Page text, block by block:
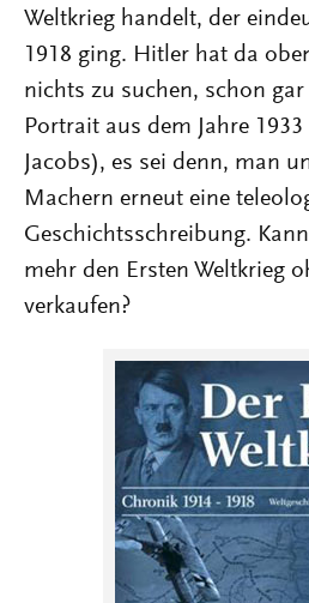
Weltkrieg handelt, der
1918 ging. Hitler hat da
nichts zu suchen, schon
Portrait aus dem Jahre
Jacobs), es sei denn, man
Machern erneut eine
Geschichtsschreibung.
mehr den Ersten Weltkrieg
verkaufen?